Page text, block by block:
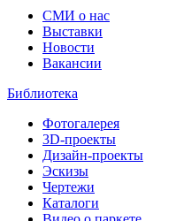
СМИ о нас
Выставки
Новости
Вакансии
Библиотека
Фотогалерея
3D-проекты
Дизайн-проекты
Эскизы
Чертежи
Каталоги